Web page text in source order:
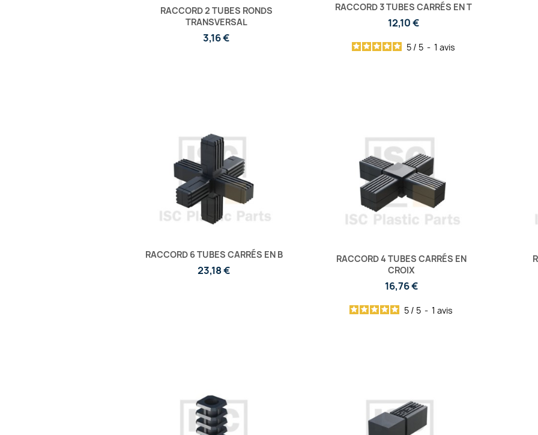
RACCORD 2 TUBES RONDS
TRANSVERSAL
3,16 €
RACCORD 3 TUBES CARRÉS EN T
12,10 €
5 / 5 - 1 avis
RACCORD 6 TUBES CARRÉS EN B
23,18 €
RACCORD 4 TUBES CARRÉS EN
CROIX
16,76 €
5 / 5 - 1 avis